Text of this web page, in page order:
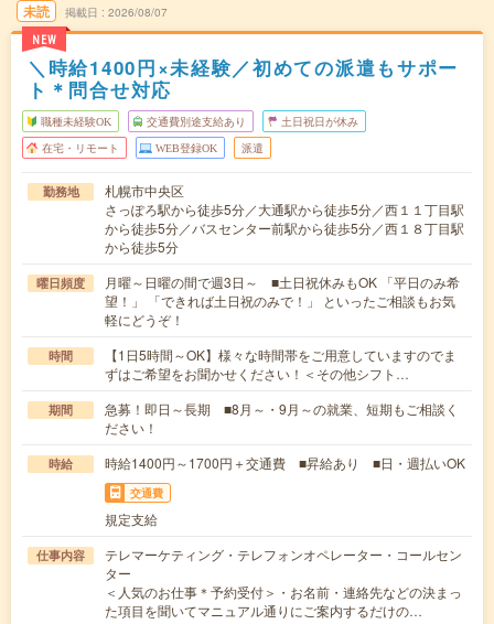
未読
NEW
掲載日 2026/08/07
＼時給1400円×未経験／初めての派遣もサポー
ト＊問合せ対応
職種未経験OK 交通費別途支給あり 土日祝日が休み
在宅・リモート WEB登録OK 派遣
勤務地
札幌市中央区
さっぽろ駅から徒歩5分／大通駅から徒歩5分／西１１丁目駅
から徒歩5分／バスセンター前駅から徒歩5分／西１８丁目駅
から徒歩5分
曜日頻度
月曜～日曜の間で週3日～ ■土日祝休みもOK 「平日のみ希
望！」 「できれば土日祝のみで！」 といったご相談もお気
軽にどうぞ！
時間
【1日5時間～OK】様々な時間帯をご用意していますのでま
ずはご希望をお聞かせください！＜その他シフト…
期間
急募！即日～長期 ■8月～・9月～の就業、短期もご相談く
ださい！
時給 時給1400円～1700円＋交通費 ■昇給あり ■日・週払いOK
交通費
規定支給
仕事内容
テレマーケティング・テレフォンオペレーター・コールセン
ター
＜人気のお仕事＊予約受付＞・お名前・連絡先などの決まっ
た項目を聞いてマニュアル通りにご案内するだけの…